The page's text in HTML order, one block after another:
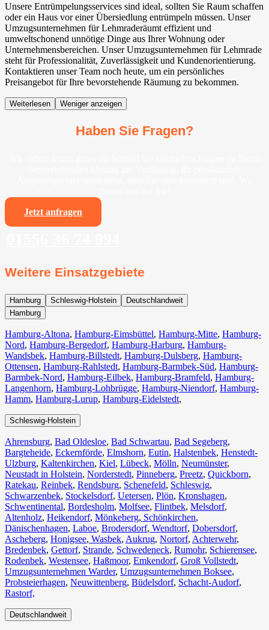
Unsere Entrümpelungsservices sind ideal, sollten Sie Raum schaffen
oder ein Haus vor einer Übersiedlung entrümpeln müssen. Unser
Umzugsunternehmen für Lehmraderäumt effizient und
umweltschonend unnötige Dinge aus Ihrer Wohnung oder
Unternehmensbereichen. Unser Umzugsunternehmen für Lehmrade
steht für Professionalität, Zuverlässigkeit und Kundenorientierung.
Kontaktieren unser Team noch heute, um ein persönliches
Preisangebot für Ihre bevorstehende Räumung zu bekommen.
Weiterlesen Weniger anzeigen
Haben Sie Fragen?
Jetzt anfragen
Weitere Einsatzgebiete
Hamburg Schleswig-Holstein
Deutschlandweit
Hamburg
Hamburg-Altona, Hamburg-Eimsbüttel, Hamburg-Mitte, Hamburg-
Nord, Hamburg-Bergedorf, Hamburg-Harburg, Hamburg-
Wandsbek, Hamburg-Billstedt, Hamburg-Dulsberg, Hamburg-
Ottensen, Hamburg-Rahlstedt, Hamburg-Barmbek-Süd, Hamburg-
Barmbek-Nord, Hamburg-Eilbek, Hamburg-Bramfeld, Hamburg-
Langenhorn, Hamburg-Lohbrügge, Hamburg-Niendorf, Hamburg-
Hamm, Hamburg-Lurup, Hamburg-Eidelstedt,
Schleswig-Holstein
Ahrensburg, Bad Oldesloe, Bad Schwartau, Bad Segeberg,
Bargteheide, Eckernförde, Elmshorn, Eutin, Halstenbek, Henstedt-
Ulzburg, Kaltenkirchen, Kiel, Lübeck, Mölln, Neumünster,
Neustadt in Holstein, Norderstedt, Pinneberg, Preetz, Quickborn,
Ratekau, Reinbek, Rendsburg, Schenefeld, Schleswig,
Schwarzenbek, Stockelsdorf, Uetersen, Plön, Kronshagen,
Schwentinental, Bordesholm, Molfsee, Flintbek, Melsdorf,
Altenholz, Heikendorf, Mönkeberg, Schönkirchen,
Dänischenhagen, Laboe, Brodersdorf, Wendtorf, Dobersdorf,
Ascheberg, Honigsee, Wasbek, Aukrug, Nortorf, Achterwehr,
Bredenbek, Gettorf, Strande, Schwedeneck, Rumohr, Schierensee,
Rodenbek, Westensee, Haßmoor, Emkendorf, Groß Vollstedt,
Umzugsunternehmen Warder, Umzugsunternehmen Boksee,
Probsteierhagen, Neuwittenberg, Büdelsdorf, Schacht-Audorf,
Rastorf,
Deutschlandweit